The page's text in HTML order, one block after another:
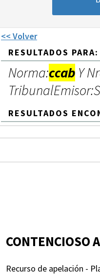
<< Volver
RESULTADOS PARA:
Norma:ccab Y
RESULTADOS
CONTENCIOSO
Recurso de apelación -